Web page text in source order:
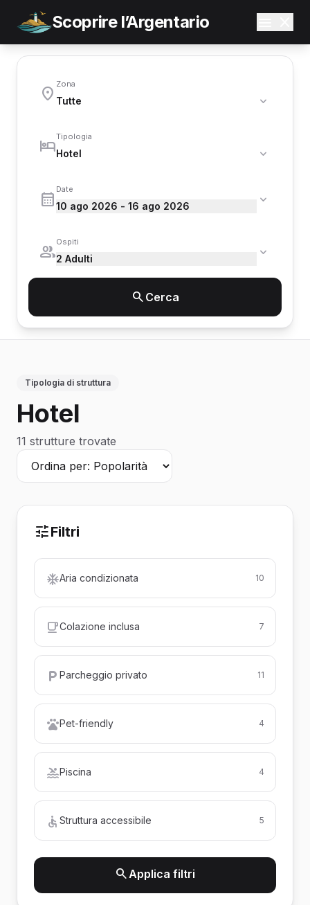
Scoprire l’Argentario
Zona
Tipologia
Date
10 ago 2026 - 16 ago 2026
Ospiti
2 Adulti
Cerca
Tipologia di struttura
Hotel
11 strutture trovate
Filtri
Aria condizionata 10
Colazione inclusa 7
Parcheggio privato 11
Pet-friendly 4
Piscina 4
Struttura accessibile 5
Applica filtri